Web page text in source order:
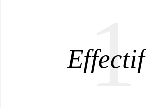
1
Effectif